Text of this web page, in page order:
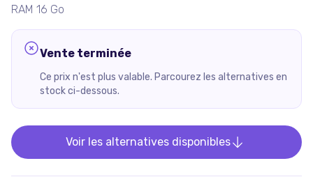
RAM 16 Go
Vente terminée
Ce prix n'est plus valable. Parcourez les alternatives en
stock ci-dessous.
Voir les alternatives disponibles